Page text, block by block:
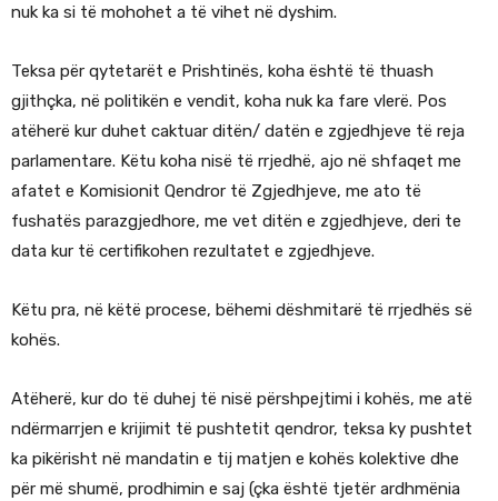
nuk ka si të mohohet a të vihet në dyshim.
Teksa për qytetarët e Prishtinës, koha është të thuash
gjithçka, në politikën e vendit, koha nuk ka fare vlerë. Pos
atëherë kur duhet caktuar ditën/ datën e zgjedhjeve të reja
parlamentare. Këtu koha nisë të rrjedhë, ajo në shfaqet me
afatet e Komisionit Qendror të Zgjedhjeve, me ato të
fushatës parazgjedhore, me vet ditën e zgjedhjeve, deri te
data kur të certifikohen rezultatet e zgjedhjeve.
Këtu pra, në këtë procese, bëhemi dëshmitarë të rrjedhës së
kohës.
Atëherë, kur do të duhej të nisë përshpejtimi i kohës, me atë
ndërmarrjen e krijimit të pushtetit qendror, teksa ky pushtet
ka pikërisht në mandatin e tij matjen e kohës kolektive dhe
për më shumë, prodhimin e saj (çka është tjetër ardhmënia